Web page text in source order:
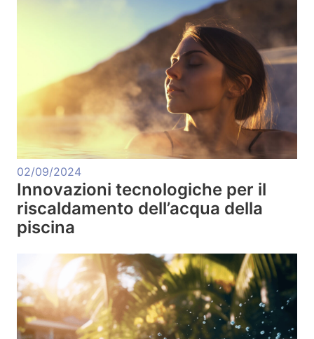
02/09/2024
Innovazioni tecnologiche per il
riscaldamento dell’acqua della
piscina